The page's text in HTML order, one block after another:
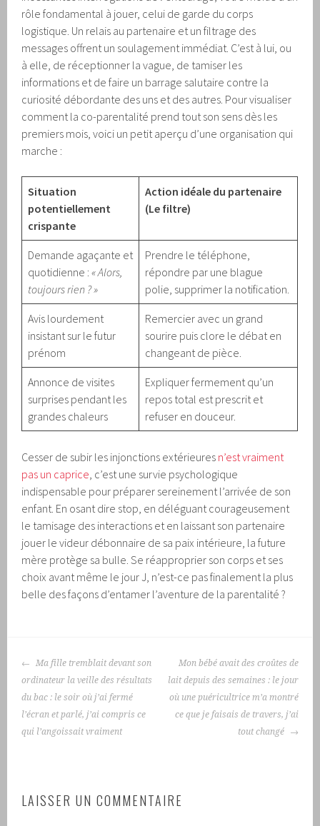
rôle fondamental à jouer, celui de garde du corps
logistique. Un relais au partenaire et un filtrage des
messages offrent un soulagement immédiat. C’est à lui, ou
à elle, de réceptionner la vague, de tamiser les
informations et de faire un barrage salutaire contre la
curiosité débordante des uns et des autres. Pour visualiser
comment la co-parentalité prend tout son sens dès les
premiers mois, voici un petit aperçu d’une organisation qui
marche :
Situation
potentiellement
crispante
Action idéale du partenaire
(Le filtre)
Demande agaçante et
quotidienne :« Alors,
toujours rien ? »
Prendre le téléphone,
répondre par une blague
polie, supprimer la notification.
Avis lourdement
insistant sur le futur
prénom
Remercier avec un grand
sourire puis clore le débat en
changeant de pièce.
Annonce de visites
surprises pendant les
grandes chaleurs
Expliquer fermement qu’un
repos total est prescrit et
refuser en douceur.
Cesser de subir les injonctions extérieures n’est vraiment
pas un caprice , c’est une survie psychologique
indispensable pour préparer sereinement l’arrivée de son
enfant. En osant dire stop, en déléguant courageusement
le tamisage des interactions et en laissant son partenaire
jouer le videur débonnaire de sa paix intérieure, la future
mère protège sa bulle. Se réapproprier son corps et ses
choix avant même le jour J, n’est-ce pas finalement la plus
belle des façons d’entamer l’aventure de la parentalité ?
NAVIGATION
DES
ARTICLES
Ma fille tremblait devant son
ordinateur la veille des résultats
du bac : le soir où j’ai fermé
l’écran et parlé, j’ai compris ce
qui l’angoissait vraiment
Mon bébé avait des croûtes de
lait depuis des semaines : le jour
où une puéricultrice m’a montré
ce que je faisais de travers, j’ai
tout changé
LAISSER UN COMMENTAIRE